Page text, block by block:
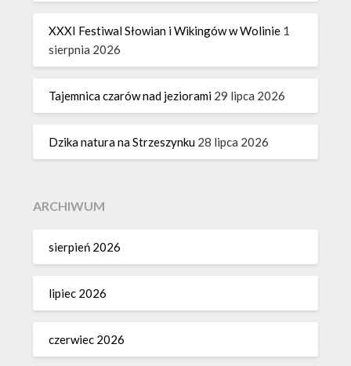
XXXI Festiwal Słowian i Wikingów w Wolinie 1
sierpnia 2026
Tajemnica czarów nad jeziorami 29 lipca 2026
Dzika natura na Strzeszynku 28 lipca 2026
ARCHIWUM
sierpień 2026
lipiec 2026
czerwiec 2026